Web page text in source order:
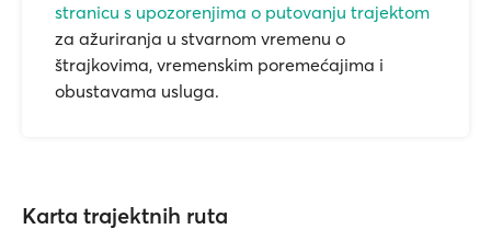
stranicu s upozorenjima o putovanju trajektom
za ažuriranja u stvarnom vremenu o
štrajkovima, vremenskim poremećajima i
obustavama usluga.
Karta trajektnih ruta